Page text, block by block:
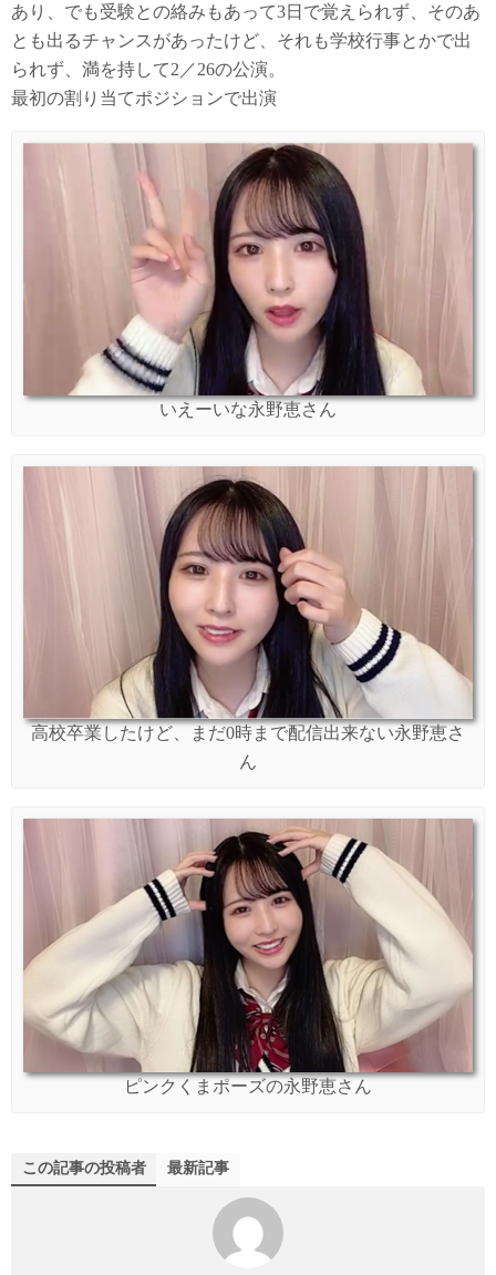
あり、でも受験との絡みもあって3日で覚えられず、そのあ
とも出るチャンスがあったけど、それも学校行事とかで出
られず、満を持して2／26の公演。
最初の割り当てポジションで出演
いえーいな永野恵さん
高校卒業したけど、まだ0時まで配信出来ない永野恵さ
ん
ピンクくまポーズの永野恵さん
この記事の投稿者 最新記事